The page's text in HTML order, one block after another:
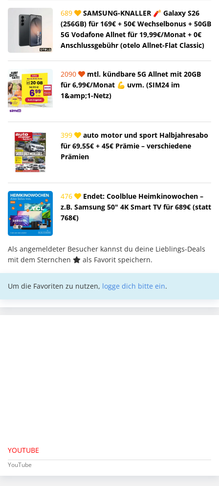
689
SAMSUNG-KNALLER 🧨 Galaxy S26
(256GB) für 169€ + 50€ Wechselbonus + 50GB
5G Vodafone Allnet für 19,99€/Monat + 0€
Anschlussgebühr (otelo Allnet-Flat Classic)
2090
mtl. kündbare 5G Allnet mit 20GB
für 6,99€/Monat 💪 uvm. (SIM24 im
1&amp;1-Netz)
399
auto motor und sport Halbjahresabo
für 69,55€ + 45€ Prämie – verschiedene
Prämien
476
Endet: Coolblue Heimkinowochen –
z.B. Samsung 50" 4K Smart TV für 689€ (statt
768€)
Als angemeldeter Besucher kannst du deine Lieblings-Deals
mit dem Sternchen
als Favorit speichern.
Um die Favoriten zu nutzen, logge dich bitte ein.
YOUTUBE
YouTube